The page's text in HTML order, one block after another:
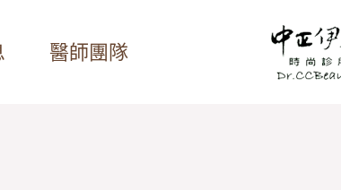
醫師團隊